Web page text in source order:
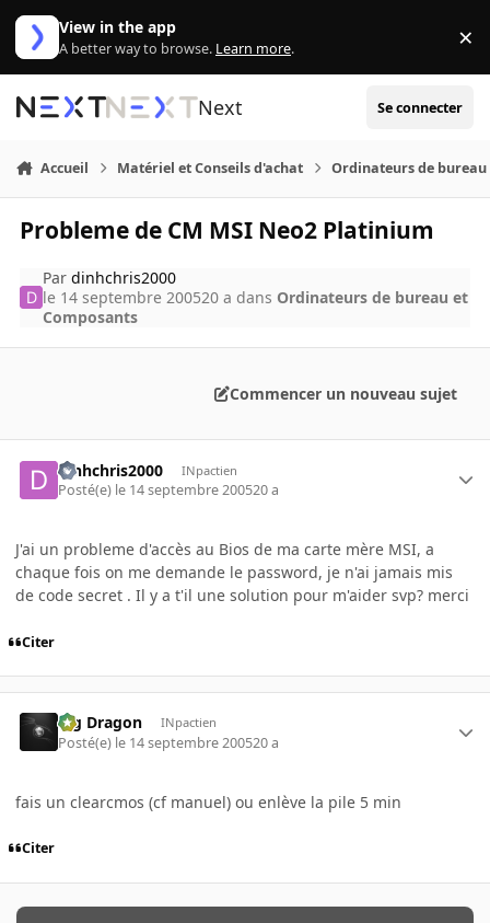
Aller au contenu
View in the app
A better way to browse. Learn more. ×
Next Se connecter
Accueil Matériel et Conseils d'achat Ordinateurs de bureau
Probleme de CM MSI Neo2 Platinium
Pardinhchris2000
le 14 septembre 200520 a dans Ordinateurs de bureau et
Composants
Commencer un nouveau sujet
dinhchris2000 INpactien
Posté(e) le 14 septembre 200520 a
J'ai un probleme d'accès au Bios de ma carte mère MSI, a
chaque fois on me demande le password, je n'ai jamais mis
de code secret . Il y a t'il une solution pour m'aider svp? merci
Citer
Big Dragon INpactien
Posté(e) le 14 septembre 200520 a
fais un clearcmos (cf manuel) ou enlève la pile 5 min
Citer